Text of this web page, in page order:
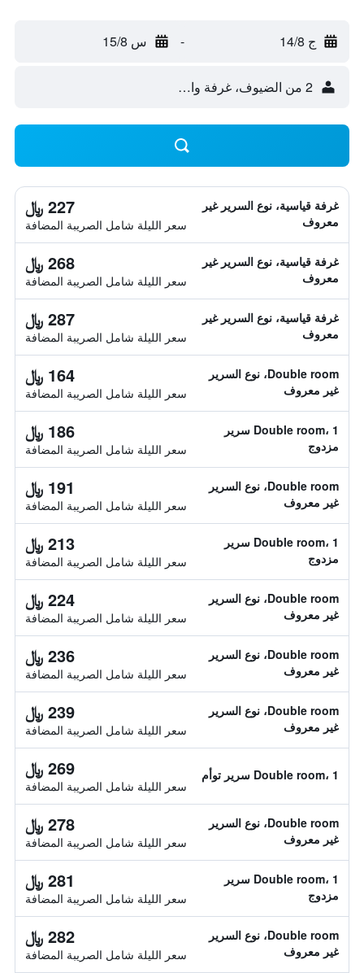
ج 14/8 - س 15/8
2 من الضيوف، غرفة واحدة
غرفة قياسية، نوع السرير غير
معروف
227 ﷼
سعر الليلة شامل الصريبة المضافة
غرفة قياسية، نوع السرير غير
معروف
268 ﷼
سعر الليلة شامل الصريبة المضافة
غرفة قياسية، نوع السرير غير
معروف
287 ﷼
سعر الليلة شامل الصريبة المضافة
Double room، نوع السرير
غير معروف
164 ﷼
سعر الليلة شامل الصريبة المضافة
Double room، 1 سرير
مزدوج
186 ﷼
سعر الليلة شامل الصريبة المضافة
Double room، نوع السرير
غير معروف
191 ﷼
سعر الليلة شامل الصريبة المضافة
Double room، 1 سرير
مزدوج
213 ﷼
سعر الليلة شامل الصريبة المضافة
Double room، نوع السرير
غير معروف
224 ﷼
سعر الليلة شامل الصريبة المضافة
Double room، نوع السرير
غير معروف
236 ﷼
سعر الليلة شامل الصريبة المضافة
Double room، نوع السرير
غير معروف
239 ﷼
سعر الليلة شامل الصريبة المضافة
Double room، 1 سرير توأم 269 ﷼
سعر الليلة شامل الصريبة المضافة
Double room، نوع السرير
غير معروف
278 ﷼
سعر الليلة شامل الصريبة المضافة
Double room، 1 سرير
مزدوج
281 ﷼
سعر الليلة شامل الصريبة المضافة
Double room، نوع السرير
غير معروف
282 ﷼
سعر الليلة شامل الصريبة المضافة